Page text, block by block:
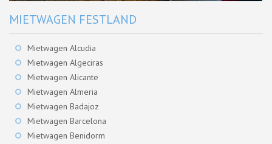
MIETWAGEN FESTLAND
Mietwagen Alcudia
Mietwagen Algeciras
Mietwagen Alicante
Mietwagen Almeria
Mietwagen Badajoz
Mietwagen Barcelona
Mietwagen Benidorm